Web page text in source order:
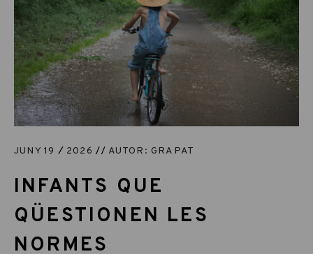
JUNY 19 2026 AUTOR: GRAPAT
INFANTS QUE
QÜESTIONEN LES
NORMES